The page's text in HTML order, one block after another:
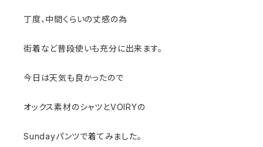
丁度、中間くらいの丈感の為
街着など普段使いも充分に出来ます。
今日は天気も良かったので
オックス素材のシャツとVOIRYの
Sundayパンツで着てみました。